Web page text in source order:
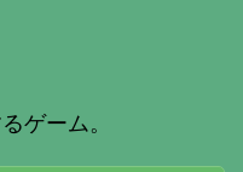
ゲーム。